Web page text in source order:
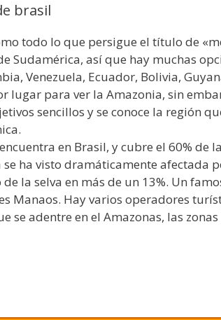
brasil
todo lo que persigue el título de
Sudamérica, así que hay muchas
Venezuela, Ecuador, Bolivia,
lugar para ver la Amazonia, sin
sencillos y se conoce la región
en Brasil, y cubre el 60% de
ha visto dramáticamente afectada
la selva en más de un 13%. Un
Manaos. Hay varios operadores
se adentre en el Amazonas, las zonas